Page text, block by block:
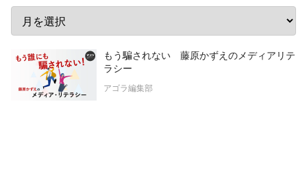
もう騙されない 藤原かずえのメディアリテ
ラシー
アゴラ編集部